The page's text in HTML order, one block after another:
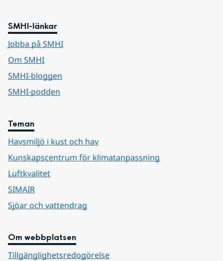
SMHI-länkar
Jobba på SMHI
Om SMHI
SMHI-bloggen
SMHI-podden
Teman
Havsmiljö i kust och hav
Kunskapscentrum för klimatanpassning
Luftkvalitet
SIMAIR
Sjöar och vattendrag
Om webbplatsen
Tillgänglighetsredogörelse